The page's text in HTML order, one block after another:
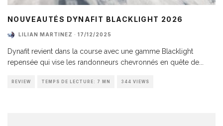
NOUVEAUTÉS DYNAFIT BLACKLIGHT 2026
LILIAN MARTINEZ · 17/12/2025
Dynafit revient dans la course avec une gamme Blacklight
repensée qui vise les randonneurs chevronnés en quête de
REVIEW TEMPS DE LECTURE: 7 MN 344 VIEWS